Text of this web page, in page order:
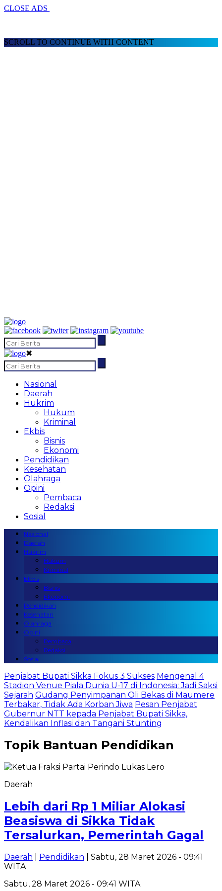
CLOSE ADS
SCROLL TO CONTINUE WITH CONTENT
✖
Nasional
Daerah
Hukrim
Hukum
Kriminal
Ekbis
Bisnis
Ekonomi
Pendidikan
Kesehatan
Olahraga
Opini
Pembaca
Redaksi
Sosial
Nasional
Daerah
Hukrim
Hukum
Kriminal
Ekbis
Bisnis
Ekonomi
Pendidikan
Kesehatan
Olahraga
Opini
Pembaca
Redaksi
Sosial
Penjabat Bupati Sikka Fokus 3 Sukses Mengenal 4
Stadion Venue Piala Dunia U-17 di Indonesia: Jadi Saksi
Sejarah Gudang Penyimpanan Oli Bekas di Maumere
Terbakar, Tidak Ada Korban Jiwa Pesan Penjabat
Gubernur NTT kepada Penjabat Bupati Sikka,
Kendalikan Inflasi dan Tangani Stunting
Topik Bantuan Pendidikan
Daerah
Lebih dari Rp 1 Miliar Alokasi
Beasiswa di Sikka Tidak
Tersalurkan, Pemerintah Gagal
Daerah Pendidikan | Sabtu, 28 Maret 2026 - 09:41
WITA
Sabtu, 28 Maret 2026 - 09:41 WITA